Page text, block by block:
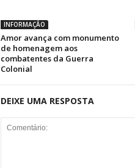
INFORMAÇÃO
Amor avança com monumento
de homenagem aos
combatentes da Guerra
Colonial
DEIXE UMA RESPOSTA